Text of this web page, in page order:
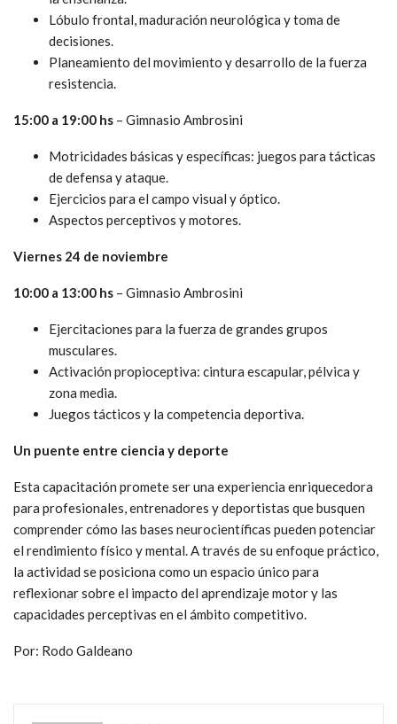
Lóbulo frontal, maduración neurológica y toma de
decisiones.
Planeamiento del movimiento y desarrollo de la fuerza
resistencia.
15:00 a 19:00 hs – Gimnasio Ambrosini
Motricidades básicas y específicas: juegos para tácticas
de defensa y ataque.
Ejercicios para el campo visual y óptico.
Aspectos perceptivos y motores.
Viernes 24 de noviembre
10:00 a 13:00 hs – Gimnasio Ambrosini
Ejercitaciones para la fuerza de grandes grupos
musculares.
Activación propioceptiva: cintura escapular, pélvica y
zona media.
Juegos tácticos y la competencia deportiva.
Un puente entre ciencia y deporte
Esta capacitación promete ser una experiencia enriquecedora
para profesionales, entrenadores y deportistas que busquen
comprender cómo las bases neurocientíficas pueden potenciar
el rendimiento físico y mental. A través de su enfoque práctico,
la actividad se posiciona como un espacio único para
reflexionar sobre el impacto del aprendizaje motor y las
capacidades perceptivas en el ámbito competitivo.
Por: Rodo Galdeano